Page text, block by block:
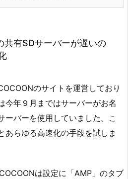
共有SDサーバーが遅いの
のサイトを運営しており
今年９月まではサーバーがお名
ーバーを使用していました。こ
あらゆる高速化の手段を試しま
は設定に「AMP」のタブ